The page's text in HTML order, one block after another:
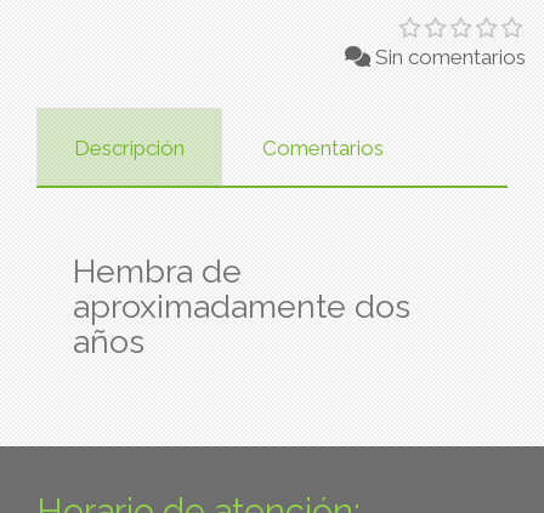
Sin comentarios
Descripción Comentarios
Hembra de
aproximadamente dos
años